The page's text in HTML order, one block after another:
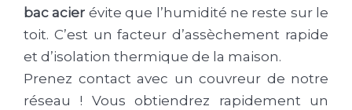
bac acier évite que l’humidité ne reste sur le
toit. C’est un facteur d’assèchement rapide
et d’isolation thermique de la maison.
Prenez contact avec un couvreur de notre
réseau ! Vous obtiendrez rapidement un